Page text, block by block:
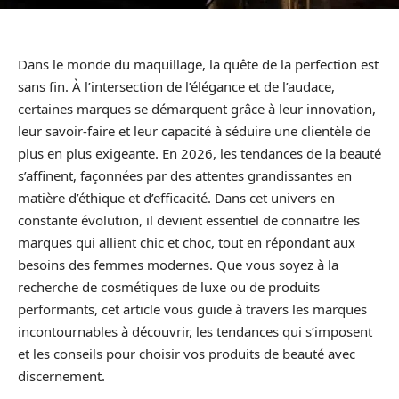
Dans le monde du maquillage, la quête de la perfection est
sans fin. À l’intersection de l’élégance et de l’audace,
certaines marques se démarquent grâce à leur innovation,
leur savoir-faire et leur capacité à séduire une clientèle de
plus en plus exigeante. En 2026, les tendances de la beauté
s’affinent, façonnées par des attentes grandissantes en
matière d’éthique et d’efficacité. Dans cet univers en
constante évolution, il devient essentiel de connaitre les
marques qui allient chic et choc, tout en répondant aux
besoins des femmes modernes. Que vous soyez à la
recherche de cosmétiques de luxe ou de produits
performants, cet article vous guide à travers les marques
incontournables à découvrir, les tendances qui s’imposent
et les conseils pour choisir vos produits de beauté avec
discernement.